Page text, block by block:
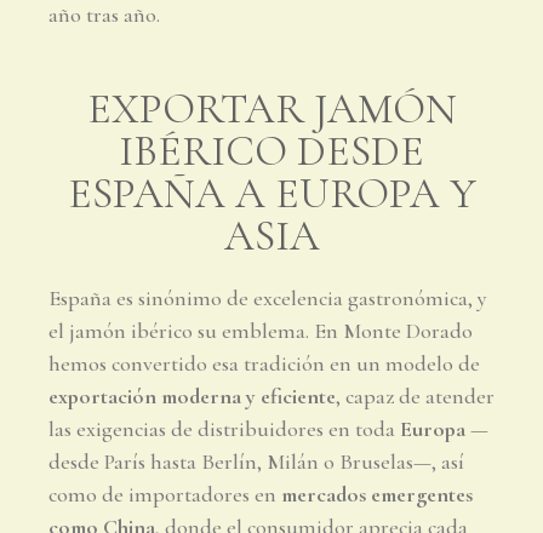
año tras año.
EXPORTAR JAMÓN
IBÉRICO DESDE
ESPAÑA A EUROPA Y
ASIA
España es sinónimo de excelencia gastronómica, y
el jamón ibérico su emblema. En Monte Dorado
hemos convertido esa tradición en un modelo de
exportación moderna y eficiente, capaz de atender
las exigencias de distribuidores en toda Europa—
desde París hasta Berlín, Milán o Bruselas—, así
como de importadores en mercados emergentes
como China, donde el consumidor aprecia cada